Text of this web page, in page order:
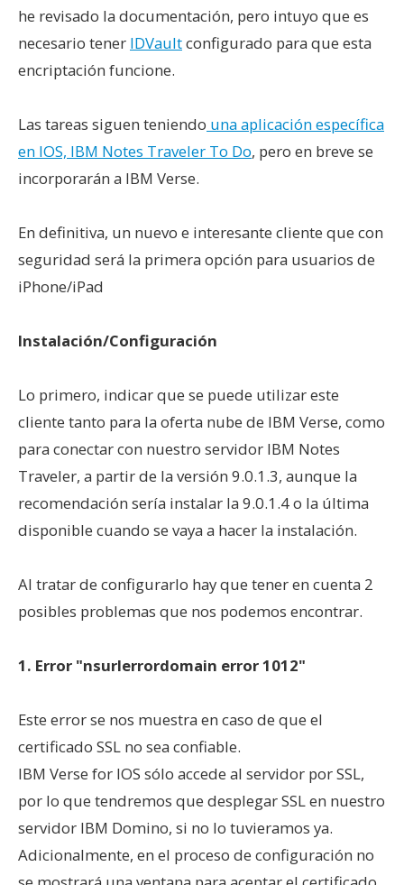
he revisado la documentación, pero intuyo que es
necesario tener IDVaultconfigurado para que esta
encriptación funcione.
Las tareas siguen teniendo una aplicación específica
en IOS, IBM Notes Traveler To Do, pero en breve se
incorporarán a IBM Verse.
En definitiva, un nuevo e interesante cliente que con
seguridad será la primera opción para usuarios de
iPhone/iPad
Instalación/Configuración
Lo primero, indicar que se puede utilizar este
cliente tanto para la oferta nube de IBM Verse, como
para conectar con nuestro servidor IBM Notes
Traveler, a partir de la versión 9.0.1.3, aunque la
recomendación sería instalar la 9.0.1.4 o la última
disponible cuando se vaya a hacer la instalación.
Al tratar de configurarlo hay que tener en cuenta 2
posibles problemas que nos podemos encontrar.
1. Error "nsurlerrordomain error 1012"
Este error se nos muestra en caso de que el
certificado SSL no sea confiable.
IBM Verse for IOS sólo accede al servidor por SSL,
por lo que tendremos que desplegar SSL en nuestro
servidor IBM Domino, si no lo tuvieramos ya.
Adicionalmente, en el proceso de configuración no